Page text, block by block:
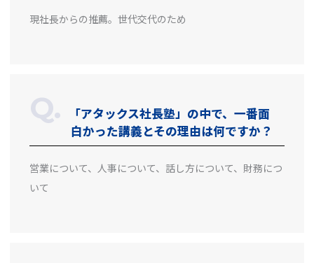
現社長からの推薦。世代交代のため
「アタックス社長塾」の中で、一番面
白かった講義とその理由は何ですか？
営業について、人事について、話し方について、財務につ
いて